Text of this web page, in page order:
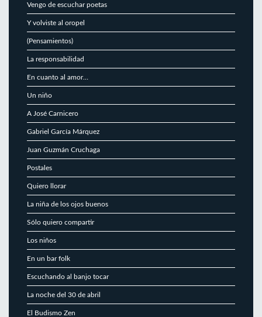
Vengo de escuchar poetas
Y volviste al oropel
(Pensamientos)
La responsabilidad
En cuanto al amor…
Un niño
A José Carnicero
Gabriel García Márquez
Juan Guzmán Cruchaga
Postales
Quiero llorar
La niña de los ojos buenos
Sólo quiero compartir
Los niños
En un bar folk
Escuchando al banjo tocar
La noche del 30 de abril
El Budismo Zen